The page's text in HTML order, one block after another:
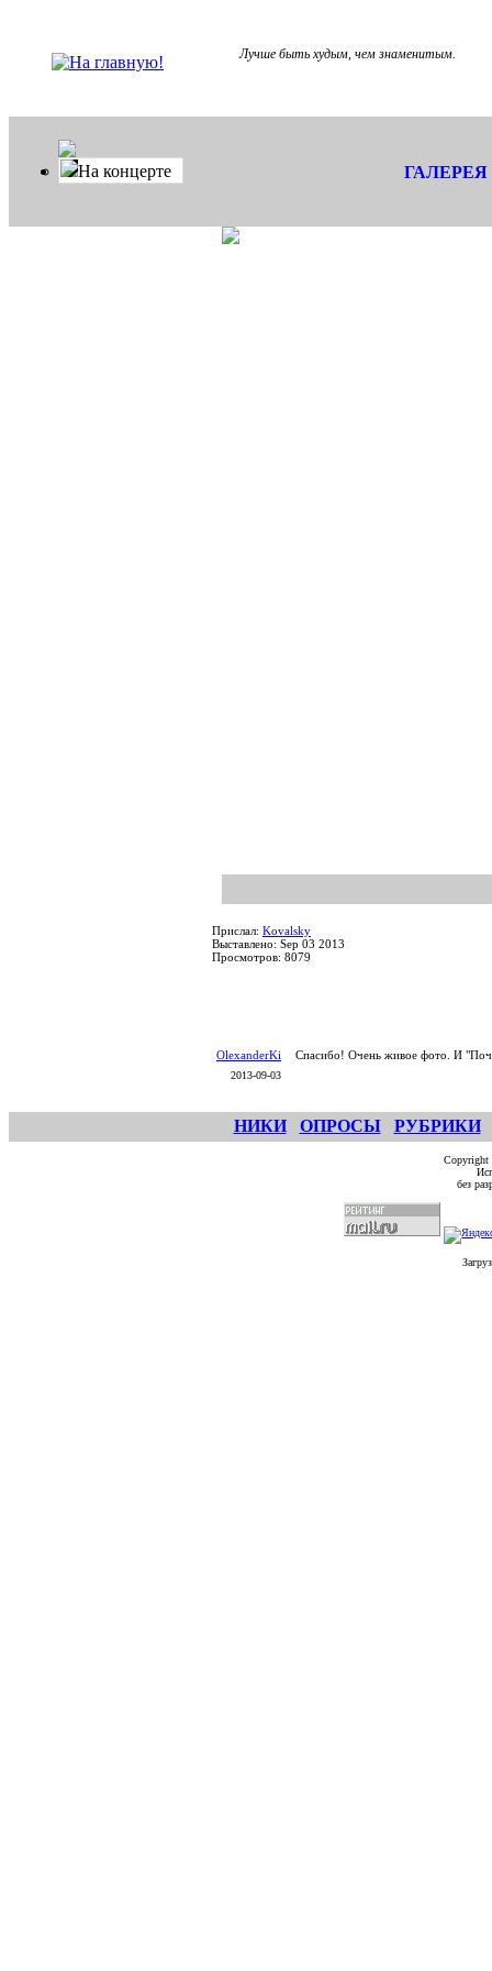
Лучше быть худым, чем знаменитым.
На концерте ГАЛЕРЕЯ
Прислал: Kovalsky
Выставлено: Sep 03 2013
Просмотров: 8079
OlexanderKi
2013-09-03
Спасибо! Очень живое фото. И
НИКИ ОПРОСЫ РУБРИКИ
без